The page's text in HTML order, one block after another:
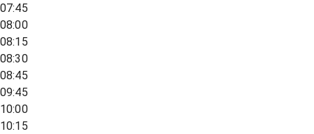
07:45
08:00
08:15
08:30
08:45
09:45
10:00
10:15